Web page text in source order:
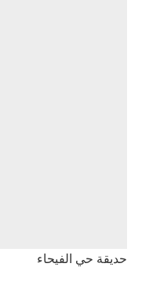
حديقة حي الفيحاء